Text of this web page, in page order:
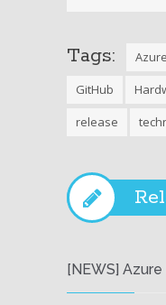
Tags: Azure
GitHub
release
[NEWS]